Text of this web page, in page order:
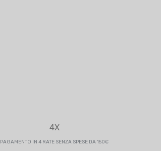
4X
PAGAMENTO IN 4 RATE SENZA SPESE DA 150€